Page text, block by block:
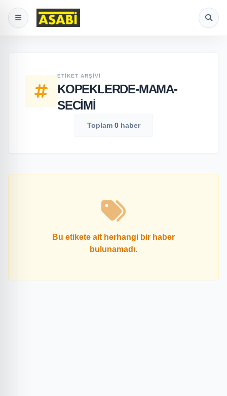
ETIKET ARŞIVI
KOPEKLERDE-MAMA-
SECIMI
Toplam 0haber
Bu etikete ait herhangi bir haber
bulunamadı.